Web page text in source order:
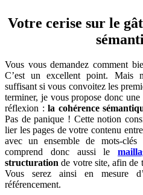
Votre cerise sur le
Vous vous demandez comment
C’est un excellent point. Mais
suffisant si vous convoitez les
terminer, je vous propose donc
réflexion :la cohérence
Pas de panique ! Cette notion
lier les pages de votre contenu
avec un ensemble de mots-clés
comprend donc aussi le
structurationde votre site, afin de
Vous serez ainsi en mesure
référencement.